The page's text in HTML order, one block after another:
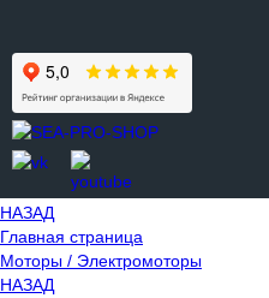
НАЗАД
Главная страница
Моторы / Электромоторы
НАЗАД